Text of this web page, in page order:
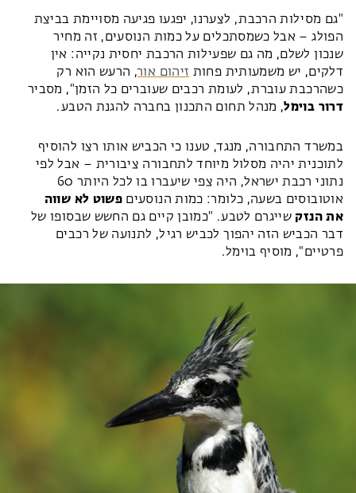
"גם מסילות הרכבת, לצערנו, יפגעו פגיעה מסויימת בביצת
הפולג – אבל כשמסתכלים על כמות הנוסעים, זה מחיר
שנכון לשלם, מה גם שפעילות הרכבת יחסית נקייה: אין
דלקים, יש משמעותית פחות זיהום אור, הרעש הוא רק
כשהרכבת עוברת, לעומת רכבים שעוברים כל הזמן", מסביר
דרור בוימל, מנהל תחום התכנון בחברה להגנת הטבע.
במשרד התחבורה, מנגד, טענו כי הכביש אותו רצו להוסיף
לתוכנית יהיה מסלול מיוחד לתחבורה ציבורית – אבל לפי
נתוני רכבת ישראל, היה צפי שיעברו בו לכל היותר 60
אוטובוסים בשעה, כלומר: כמות הנוסעים פשוט לא שווה
את הנזק שייגרם לטבע. "כמובן קיים גם החשש שבסופו של
דבר הכביש הזה יהפוך לכביש רגיל, לתנועה של רכבים
פרטיים", מוסיף בוימל.